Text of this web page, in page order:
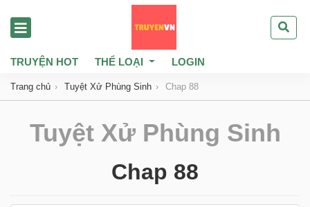
TRUYỆN HOT THỂ LOẠI LOGIN
Trang chủ Tuyệt Xử Phùng Sinh Chap 88
Tuyệt Xử Phùng Sinh
Chap 88